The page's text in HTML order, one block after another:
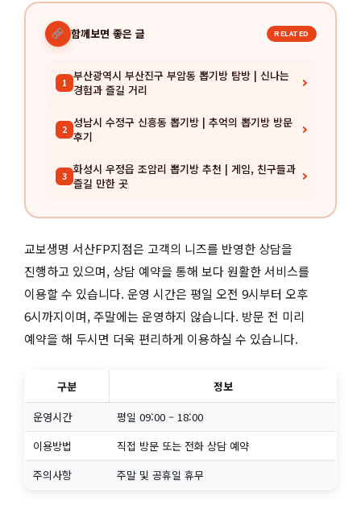
함께보면 좋은 글 RELATED
1 부산광역시 부산진구 부암동 뽑기방 탐방 | 신나는
경험과 즐길 거리
2 성남시 수정구 신흥동 뽑기방 | 추억의 뽑기방 방문
후기
3 화성시 우정읍 조암리 뽑기방 추천 | 게임, 친구들과
즐길 만한 곳
교보생명 서산FP지점은 고객의 니즈를 반영한 상담을
진행하고 있으며, 상담 예약을 통해 보다 원활한 서비스를
이용할 수 있습니다. 운영 시간은 평일 오전 9시부터 오후
6시까지이며, 주말에는 운영하지 않습니다. 방문 전 미리
예약을 해 두시면 더욱 편리하게 이용하실 수 있습니다.
구분
정보
운영시간
평일 09:00 – 18:00
이용방법
직접 방문 또는 전화 상담 예약
주의사항
주말 및 공휴일 휴무